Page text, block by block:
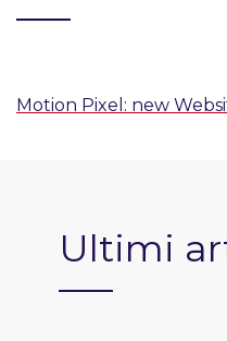
Motion Pixel: new
Ultimi